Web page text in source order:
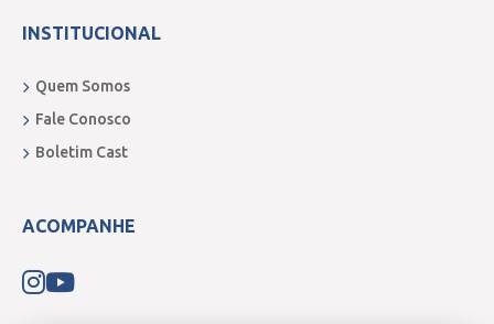
INSTITUCIONAL
Quem Somos
Fale Conosco
Boletim Cast
ACOMPANHE